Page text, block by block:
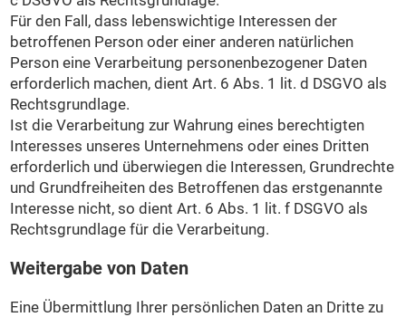
Für den Fall, dass lebenswichtige Interessen der
betroffenen Person oder einer anderen natürlichen
Person eine Verarbeitung personenbezogener Daten
erforderlich machen, dient Art. 6 Abs. 1 lit. d DSGVO als
Rechtsgrundlage.
Ist die Verarbeitung zur Wahrung eines berechtigten
Interesses unseres Unternehmens oder eines Dritten
erforderlich und überwiegen die Interessen, Grundrechte
und Grundfreiheiten des Betroffenen das erstgenannte
Interesse nicht, so dient Art. 6 Abs. 1 lit. f DSGVO als
Rechtsgrundlage für die Verarbeitung.
Weitergabe von Daten
Eine Übermittlung Ihrer persönlichen Daten an Dritte zu